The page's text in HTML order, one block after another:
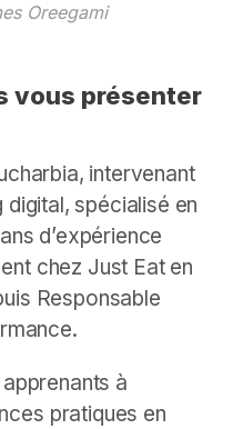
Oreegami
vous présenter
intervenant
spécialisé en
d’expérience
chez Just Eat en
Responsable
à
pratiques en